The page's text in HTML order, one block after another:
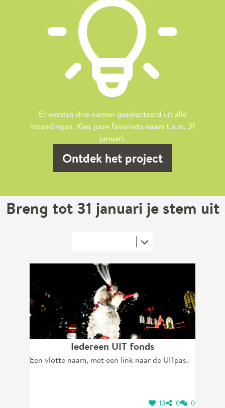
Er werden drie namen geselecteerd uit alle
inzendingen. Kies jouw favoriete naam t.e.m. 31
januari.
Ontdek het project
Breng tot 31 januari je stem uit
Iedereen UIT fonds
Een vlotte naam, met een link naar de UITpas.
13 0 0